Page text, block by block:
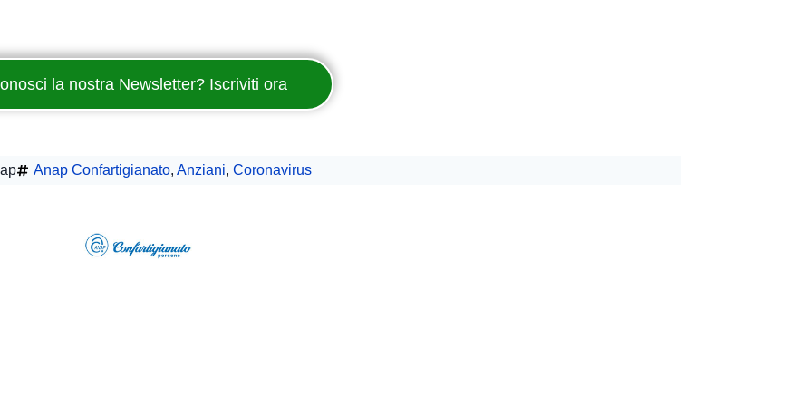
la nostra Newsletter? Iscriviti ora
Anap Confartigianato, Anziani, Coronavirus